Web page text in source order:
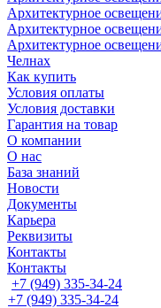
Архитектурное
Архитектурное
Архитектурное
Челнах
Как купить
Условия оплаты
Условия доставки
Гарантия на товар
О компании
О нас
База знаний
Новости
Документы
Карьера
Реквизиты
Контакты
Контакты
+7 (949) 335-34-24
+7 (949) 335-34-24